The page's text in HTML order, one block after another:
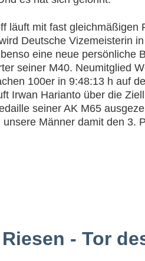
läuft mit fast gleichmäßigen
Deutsche Vizemeisterin
eine neue persönliche
seiner M40. Neumitglied
100er in 9:48:13 h auf
Irwan Harianto über die
seiner AK M65
Männer damit den 3.
- Tor